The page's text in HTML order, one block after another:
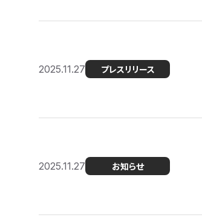
2025.11.27 プレスリリース
2025.11.27 お知らせ